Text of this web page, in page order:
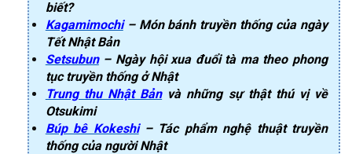
biết?
Kagamimochi– Món bánh truyền thống của ngày
Tết Nhật Bản
Setsubun– Ngày hội xua đuổi tà ma theo phong
tục truyền thống ở Nhật
Trung thu Nhật Bảnvà những sự thật thú vị về
Otsukimi
Búp bê Kokeshi– Tác phẩm nghệ thuật truyền
thống của người Nhật